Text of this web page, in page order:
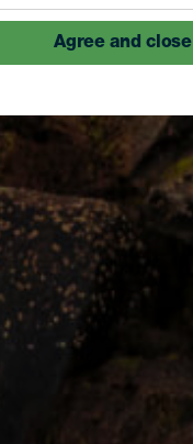
Agree and close